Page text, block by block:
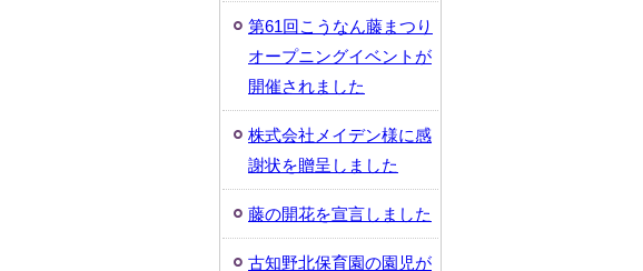
第61回こうなん藤まつり
オープニングイベントが
開催されました
株式会社メイデン様に感
謝状を贈呈しました
藤の開花を宣言しました
古知野北保育園の園児が